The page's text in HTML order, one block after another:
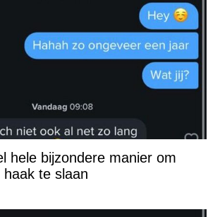
hele bijzondere manier om
te slaan